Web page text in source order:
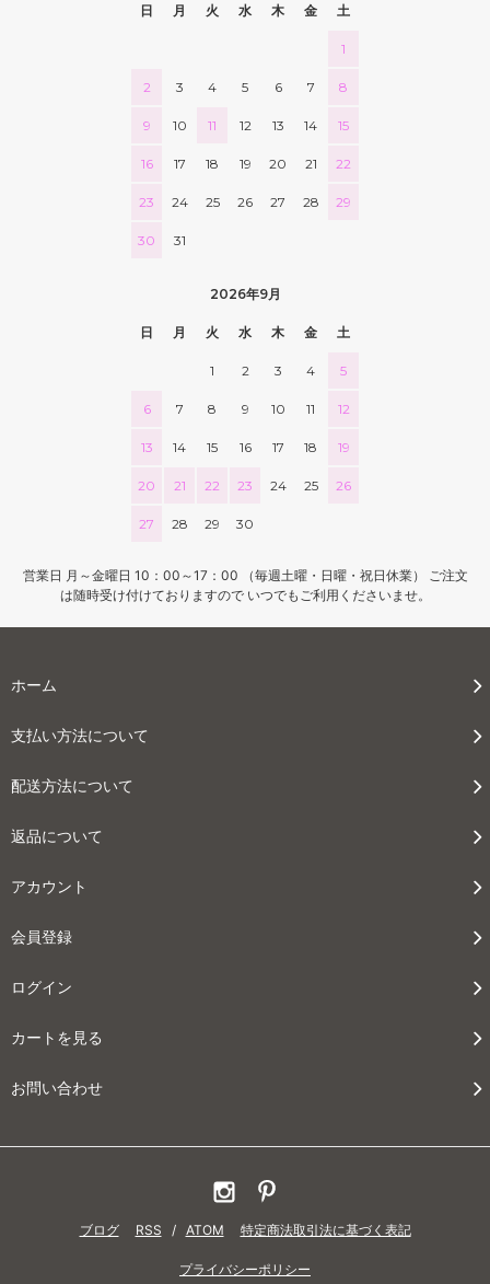
日 月 火 水 木 金 土
1
2 3 4 5 6 7 8
9 10 11 12 13 14 15
16 17 18 19 20 21 22
23 24 25 26 27 28 29
30 31
2026年9月
日 月 火 水 木 金 土
1 2 3 4 5
6 7 8 9 10 11 12
13 14 15 16 17 18 19
20 21 22 23 24 25 26
27 28 29 30
営業日 月～金曜日 10：00～17：00 （毎週土曜・日曜・祝日休業） ご注文
は随時受け付けておりますので いつでもご利用くださいませ。
ホーム
支払い方法について
配送方法について
返品について
アカウント
会員登録
ログイン
カートを見る
お問い合わせ
ブログ RSS / ATOM 特定商法取引法に基づく表記
プライバシーポリシー